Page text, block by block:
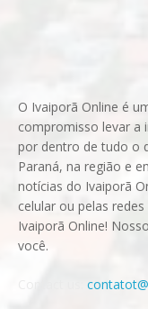
O Ivaiporã Online é
compromisso levar a
por dentro de tudo o
Paraná, na região e
notícias do Ivaiporã
celular ou pelas
Ivaiporã Online!
você.